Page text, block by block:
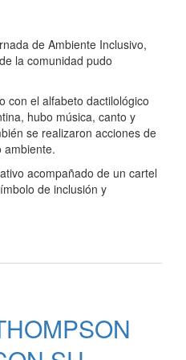
de Ambiente Inclusivo,
la comunidad pudo
con el alfabeto dactilológico
hubo música, canto y
se realizaron acciones de
ambiente.
acompañado de un cartel
de inclusión y